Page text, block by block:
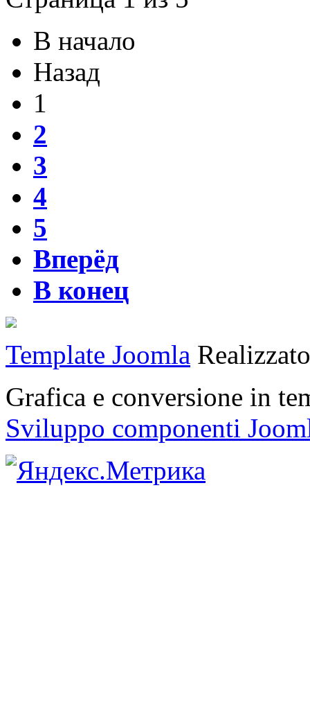
В начало
Назад
1
2
3
4
5
Вперёд
В конец
Template Joomla
Grafica e conversione in
Sviluppo componenti